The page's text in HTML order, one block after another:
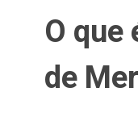
O que
de